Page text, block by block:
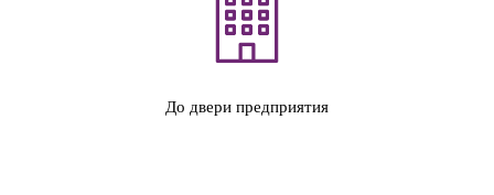
До двери предприятия